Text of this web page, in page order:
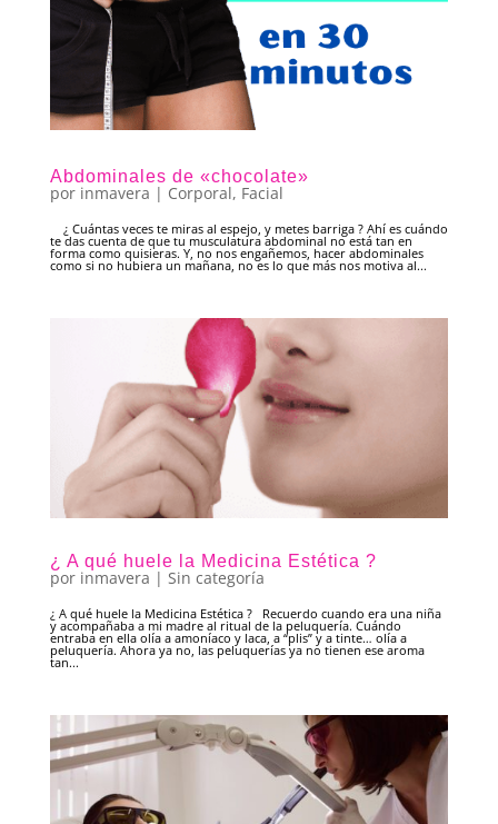
Abdominales de «chocolate»
por inmavera | Corporal, Facial
¿ Cuántas veces te miras al espejo, y metes barriga ? Ahí es cuándo
te das cuenta de que tu musculatura abdominal no está tan en
forma como quisieras. Y, no nos engañemos, hacer abdominales
como si no hubiera un mañana, no es lo que más nos motiva al...
¿ A qué huele la Medicina Estética ?
por inmavera | Sin categoría
¿ A qué huele la Medicina Estética ? Recuerdo cuando era una niña
y acompañaba a mi madre al ritual de la peluquería. Cuándo
entraba en ella olía a amoníaco y laca, a “plis” y a tinte… olía a
peluquería. Ahora ya no, las peluquerías ya no tienen ese aroma
tan...